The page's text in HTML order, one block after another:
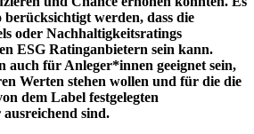
berücksichtigt werden, dass die
oder Nachhaltigkeitsratings
ESG Ratinganbietern sein kann.
auch für Anleger*innen geeignet sein,
Werten stehen wollen und für die die
dem Label festgelegten
sind.